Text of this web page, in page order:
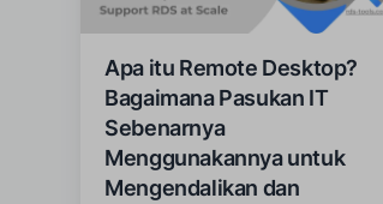
Apa itu Remote Desktop?
Bagaimana Pasukan IT
Sebenarnya
Menggunakannya untuk
Mengendalikan dan